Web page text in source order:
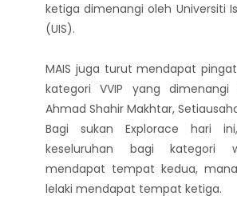
ketiga dimenangi oleh Universiti
(UIS).
MAIS juga turut mendapat
kategori VVIP yang
Ahmad Shahir Makhtar,
Bagi sukan Explorace hari
keseluruhan bagi kategori
mendapat tempat kedua,
lelaki mendapat tempat ketiga.